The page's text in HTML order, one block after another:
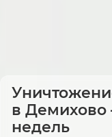
в Демихово
недель